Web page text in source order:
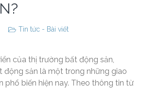
Tin tức - Bài viết
của thị trường bất động sản,
động sản là một trong những giao
phổ biến hiện nay. Theo thông tin từ